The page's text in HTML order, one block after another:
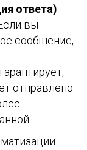
ответа)
вы
сообщение,
отправлено